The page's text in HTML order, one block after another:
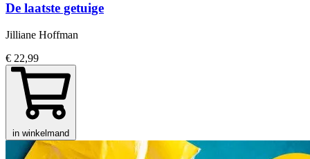
De laatste getuige
Jilliane Hoffman
€ 22,99
in winkelmand